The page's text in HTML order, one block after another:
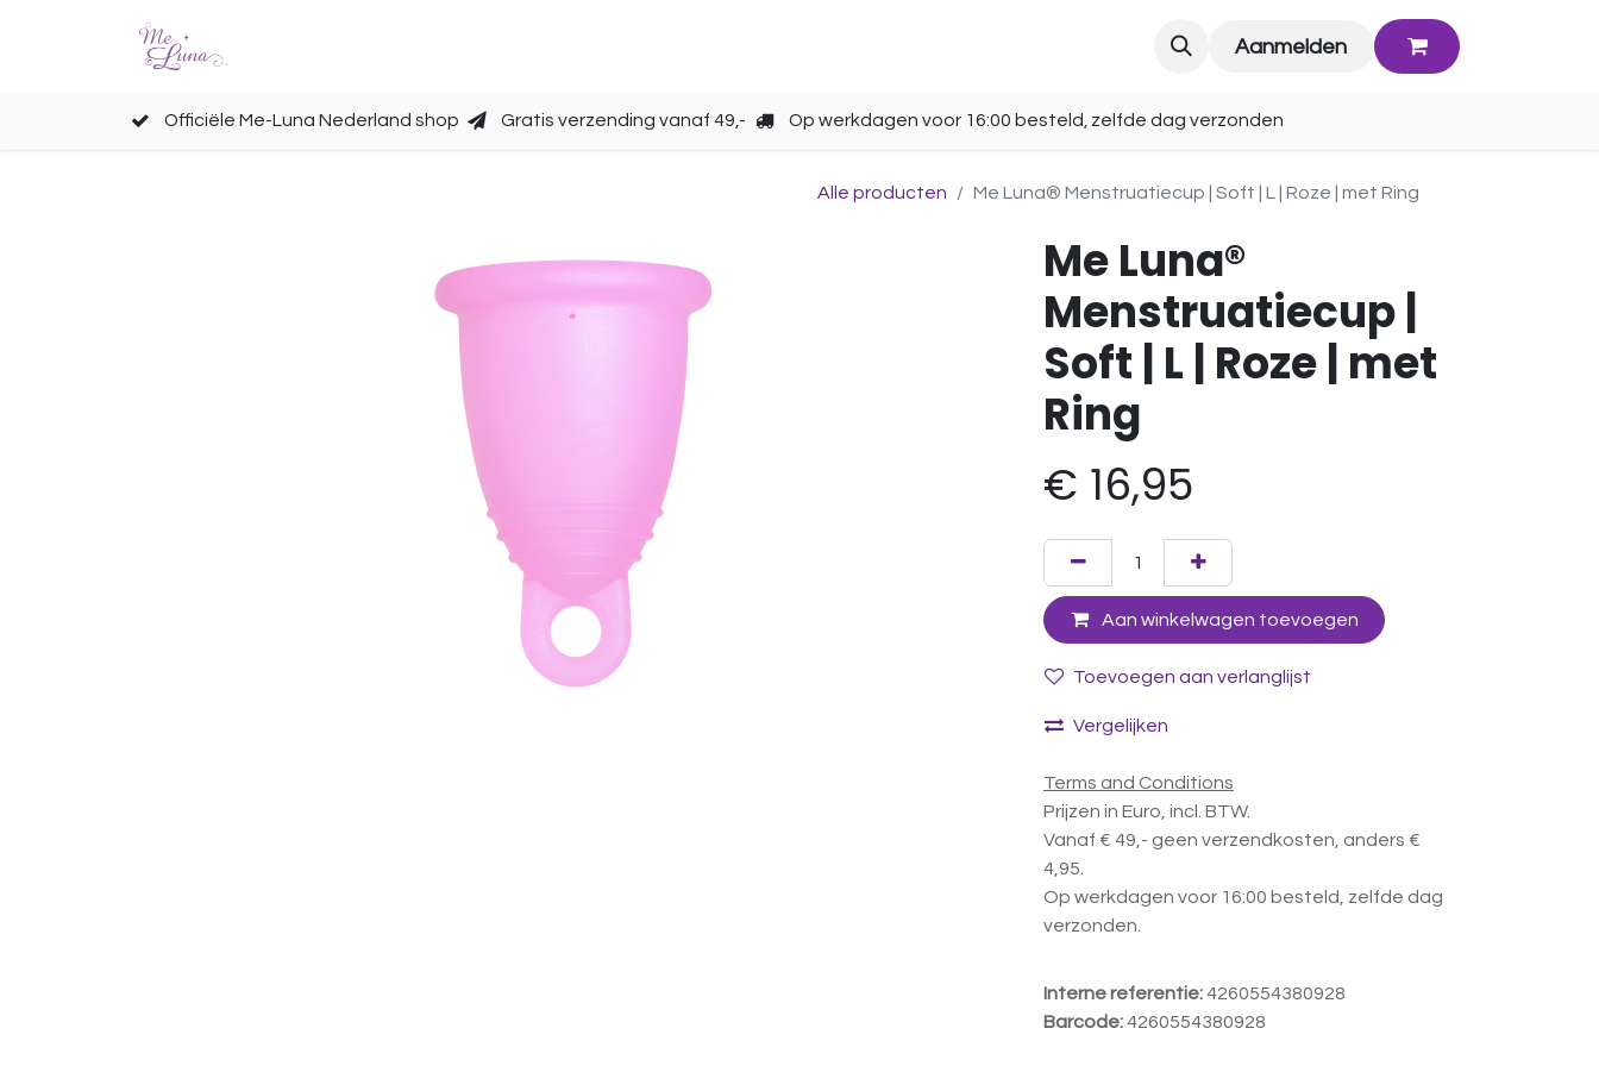
Aanmelden
Officiële Me-Luna Nederland shop Gratis verzending vanaf 49,- Op werkdagen voor 16:00 besteld, zelfde dag verzonden
Alle producten Me Luna® Menstruatiecup | Soft | L | Roze | met Ring
Me Luna®
Menstruatiecup |
Soft | L | Roze | met
Ring
€ 16,95
Aan winkelwagen toevoegen
Toevoegen aan verlanglijst
Vergelijken
Terms and Conditions
Prijzen in Euro, incl. BTW.
Vanaf € 49,- geen verzendkosten, anders €
4,95.
Op werkdagen voor 16:00 besteld, zelfde dag
verzonden.
Interne referentie:4260554380928
Barcode:4260554380928